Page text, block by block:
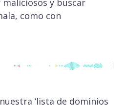
como con
‘lista de dominios